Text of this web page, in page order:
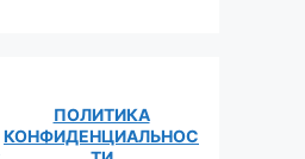
ПОЛИТИКА
КОНФИДЕНЦИАЛЬНОС